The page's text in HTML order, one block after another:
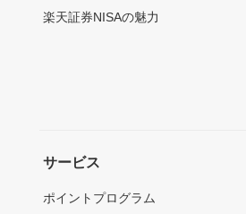
楽天証券NISAの魅力
サービス
ポイントプログラム